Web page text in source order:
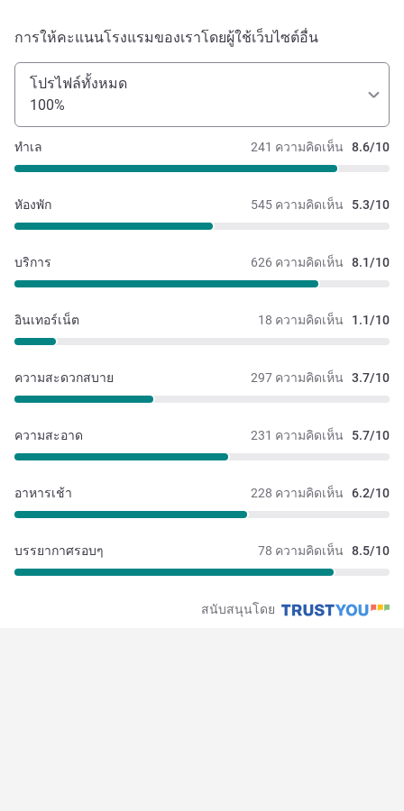
การให้คะแนนโรงแรมของเราโดยผู้ใช้เว็บไซต์อื่น
โปรไฟล์ทั้งหมด
100%
241 ความคิดเห็น 8.6/10
ทำเล
545 ความคิดเห็น 5.3/10
หัองพัก
626 ความคิดเห็น 8.1/10
บริการ
18 ความคิดเห็น 1.1/10
อินเทอร์เน็ต
297 ความคิดเห็น 3.7/10
ความสะดวกสบาย
231 ความคิดเห็น 5.7/10
ความสะอาด
228 ความคิดเห็น 6.2/10
อาหารเช้า
78 ความคิดเห็น 8.5/10
บรรยากาศรอบๆ
สนับสนุนโดย